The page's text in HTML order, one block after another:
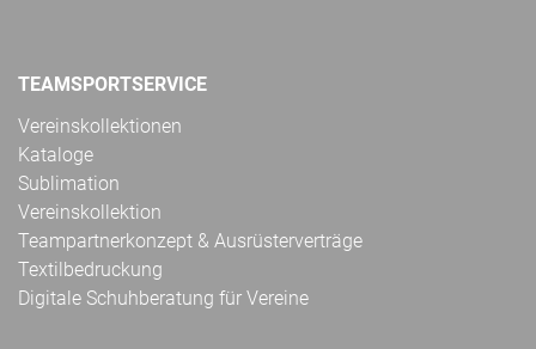
TEAMSPORTSERVICE
Vereinskollektionen
Kataloge
Sublimation
Vereinskollektion
Teampartnerkonzept & Ausrüsterverträge
Textilbedruckung
Digitale Schuhberatung für Vereine